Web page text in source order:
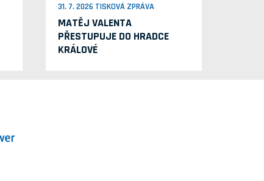
31. 7. 2026 TISKOVÁ ZPRÁVA
MATĚJ VALENTA
PŘESTUPUJE DO HRADCE
KRÁLOVÉ